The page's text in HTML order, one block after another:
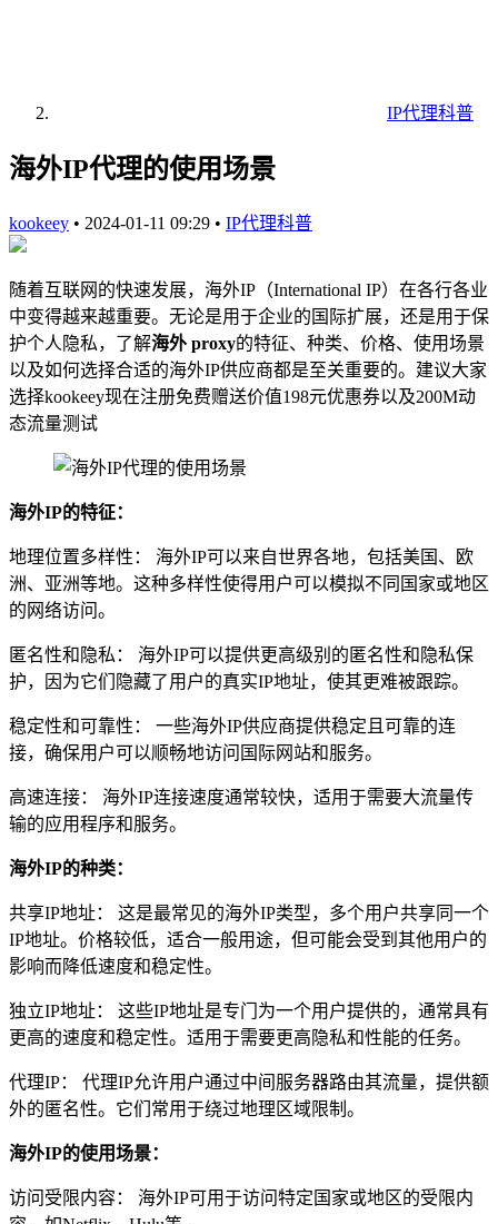
IP代理科普
海外IP代理的使用场景
kookeey • 2024-01-11 09:29 • IP代理科普
随着互联网的快速发展，海外IP（International IP）在各行各业
中变得越来越重要。无论是用于企业的国际扩展，还是用于保
护个人隐私，了解海外 proxy的特征、种类、价格、使用场景
以及如何选择合适的海外IP供应商都是至关重要的。建议大家
选择kookeey现在注册免费赠送价值198元优惠券以及200M动
态流量测试
海外IP的特征：
地理位置多样性： 海外IP可以来自世界各地，包括美国、欧
洲、亚洲等地。这种多样性使得用户可以模拟不同国家或地区
的网络访问。
匿名性和隐私： 海外IP可以提供更高级别的匿名性和隐私保
护，因为它们隐藏了用户的真实IP地址，使其更难被跟踪。
稳定性和可靠性： 一些海外IP供应商提供稳定且可靠的连
接，确保用户可以顺畅地访问国际网站和服务。
高速连接： 海外IP连接速度通常较快，适用于需要大流量传
输的应用程序和服务。
海外IP的种类：
共享IP地址： 这是最常见的海外IP类型，多个用户共享同一个
IP地址。价格较低，适合一般用途，但可能会受到其他用户的
影响而降低速度和稳定性。
独立IP地址： 这些IP地址是专门为一个用户提供的，通常具有
更高的速度和稳定性。适用于需要更高隐私和性能的任务。
代理IP： 代理IP允许用户通过中间服务器路由其流量，提供额
外的匿名性。它们常用于绕过地理区域限制。
海外IP的使用场景：
访问受限内容： 海外IP可用于访问特定国家或地区的受限内